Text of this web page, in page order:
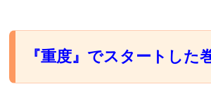
『重度』でスタートした